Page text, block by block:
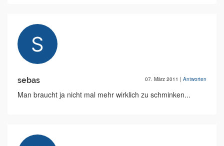
sebas 07. März 2011 | Antworten
Man braucht ja nicht mal mehr wirklich zu schminken...